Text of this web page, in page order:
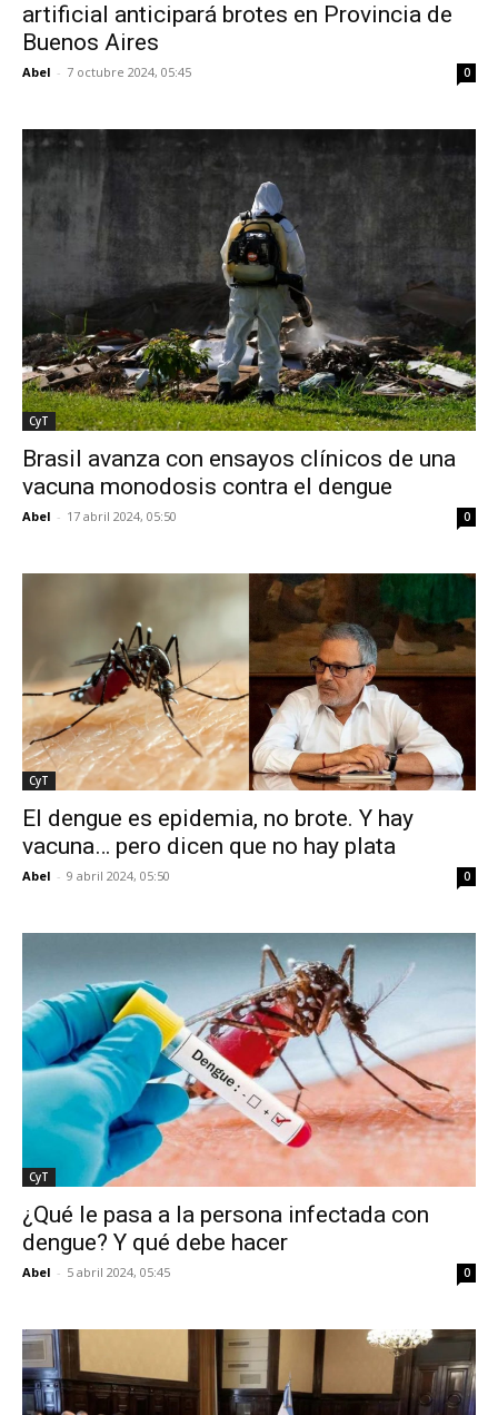
artificial anticipará brotes en Provincia de
Buenos Aires
Abel - 7 octubre 2024, 05:45 0
CyT
Brasil avanza con ensayos clínicos de una
vacuna monodosis contra el dengue
Abel - 17 abril 2024, 05:50 0
CyT
El dengue es epidemia, no brote. Y hay
vacuna… pero dicen que no hay plata
Abel - 9 abril 2024, 05:50 0
CyT
¿Qué le pasa a la persona infectada con
dengue? Y qué debe hacer
Abel - 5 abril 2024, 05:45 0